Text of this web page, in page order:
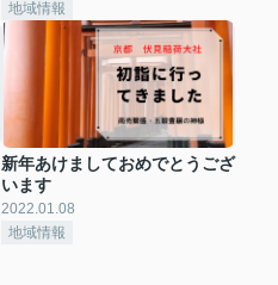
地域情報
新年あけましておめでとうござ
います
2022.01.08
地域情報